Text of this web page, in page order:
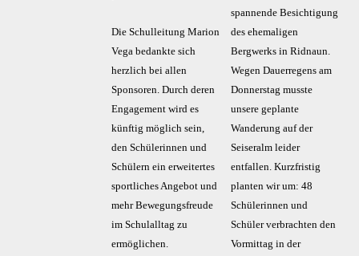
Die Schulleitung Marion
Vega bedankte sich
herzlich bei allen
Sponsoren. Durch deren
Engagement wird es
künftig möglich sein,
den Schülerinnen und
Schülern ein erweitertes
sportliches Angebot und
mehr Bewegungsfreude
im Schulalltag zu
ermöglichen.
spannende Besichtigung
des ehemaligen
Bergwerks in Ridnaun.
Wegen Dauerregens am
Donnerstag musste
unsere geplante
Wanderung auf der
Seiseralm leider
entfallen. Kurzfristig
planten wir um: 48
Schülerinnen und
Schüler verbrachten den
Vormittag in der